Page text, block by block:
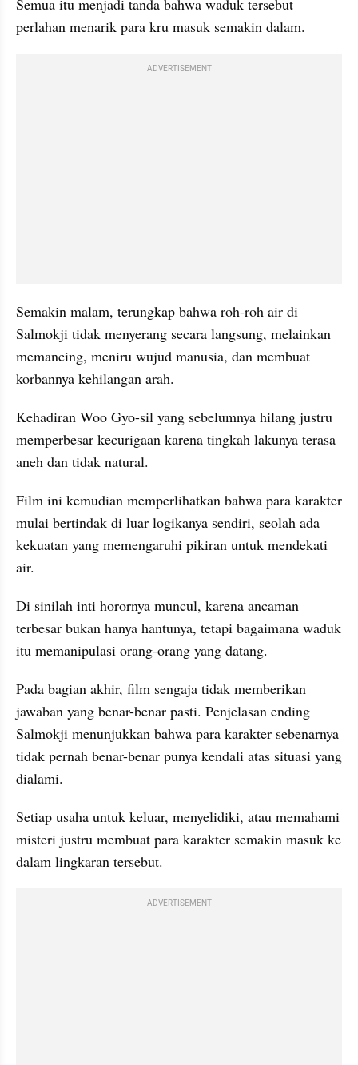
Semua itu menjadi tanda bahwa waduk tersebut
perlahan menarik para kru masuk semakin dalam.
ADVERTISEMENT
Semakin malam, terungkap bahwa roh-roh air di
Salmokji tidak menyerang secara langsung, melainkan
memancing, meniru wujud manusia, dan membuat
korbannya kehilangan arah.
Kehadiran Woo Gyo-sil yang sebelumnya hilang justru
memperbesar kecurigaan karena tingkah lakunya terasa
aneh dan tidak natural.
Film ini kemudian memperlihatkan bahwa para karakter
mulai bertindak di luar logikanya sendiri, seolah ada
kekuatan yang memengaruhi pikiran untuk mendekati
air.
Di sinilah inti horornya muncul, karena ancaman
terbesar bukan hanya hantunya, tetapi bagaimana waduk
itu memanipulasi orang-orang yang datang.
Pada bagian akhir, film sengaja tidak memberikan
jawaban yang benar-benar pasti. Penjelasan ending
Salmokji menunjukkan bahwa para karakter sebenarnya
tidak pernah benar-benar punya kendali atas situasi yang
dialami.
Setiap usaha untuk keluar, menyelidiki, atau memahami
misteri justru membuat para karakter semakin masuk ke
dalam lingkaran tersebut.
ADVERTISEMENT